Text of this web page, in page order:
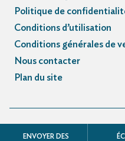
ENVOYER DES
Politique de
Conditions d’utilisation
Conditions générales de
Nous contacter
Plan du site
© Registre des